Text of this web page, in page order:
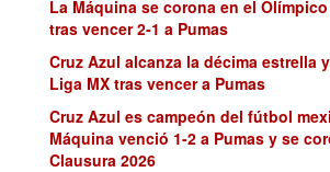
La Máquina se corona en el
tras vencer 2-1 a Pumas
Cruz Azul alcanza la décima estrella
Liga MX tras vencer a Pumas
Cruz Azul es campeón del fútbol
Máquina venció 1-2 a Pumas y se
Clausura 2026